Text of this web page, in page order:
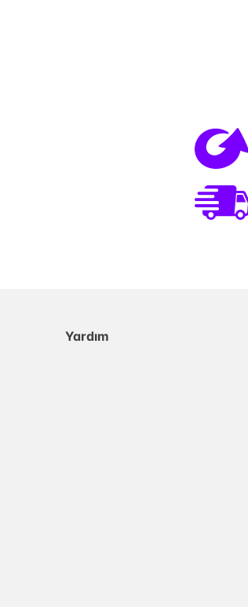
Yardım